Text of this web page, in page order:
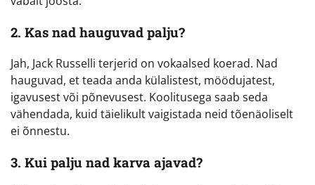
2. Kas nad hauguvad palju?
Jah, Jack Russelli terjerid on vokaalsed koerad. Nad
hauguvad, et teada anda külalistest, möödujatest,
igavusest või põnevusest. Koolitusega saab seda
vähendada, kuid täielikult vaigistada neid tõenäoliselt
ei õnnestu.
3. Kui palju nad karva ajavad?